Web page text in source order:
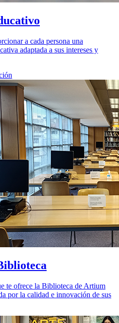
a cada persona una
adaptada a sus intereses y
te ofrece la Biblioteca de Artium
por la calidad e innovación de sus